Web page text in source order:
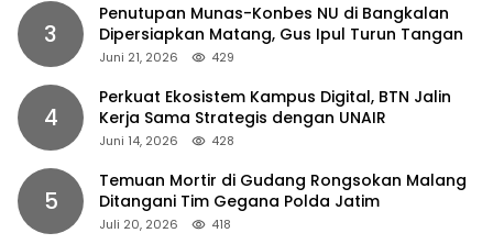
3
Penutupan Munas-Konbes NU di Bangkalan
Dipersiapkan Matang, Gus Ipul Turun Tangan
Juni 21, 2026 429
4
Perkuat Ekosistem Kampus Digital, BTN Jalin
Kerja Sama Strategis dengan UNAIR
Juni 14, 2026 428
5
Temuan Mortir di Gudang Rongsokan Malang
Ditangani Tim Gegana Polda Jatim
Juli 20, 2026 418